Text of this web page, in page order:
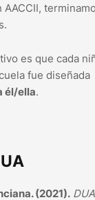
AACCII,
es que cada
fue diseñada
él/ella.
(2021).